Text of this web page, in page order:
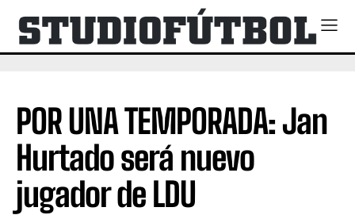
POR UNA TEMPORADA: Jan
Hurtado será nuevo
jugador de LDU